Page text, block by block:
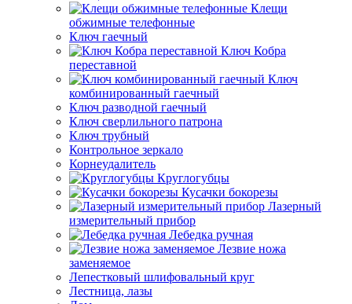
Клещи
обжимные телефонные
Ключ гаечный
Ключ Кобра
переставной
Ключ
комбинированный гаечный
Ключ разводной гаечный
Ключ сверлильного патрона
Ключ трубный
Контрольное зеркало
Корнеудалитель
Круглогубцы
Кусачки бокорезы
Лазерный
измерительный прибор
Лебедка ручная
Лезвие ножа
заменяемое
Лепестковый шлифовальный круг
Лестница, лазы